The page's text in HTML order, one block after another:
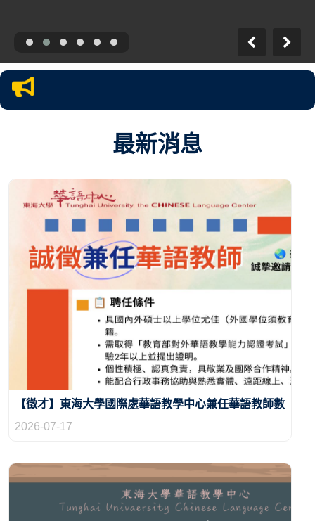
mic
最新消息
2026-07-17
【徵才】東海大學國際處華語教學中心兼任華語教師數
名 (延長收件至8/14)